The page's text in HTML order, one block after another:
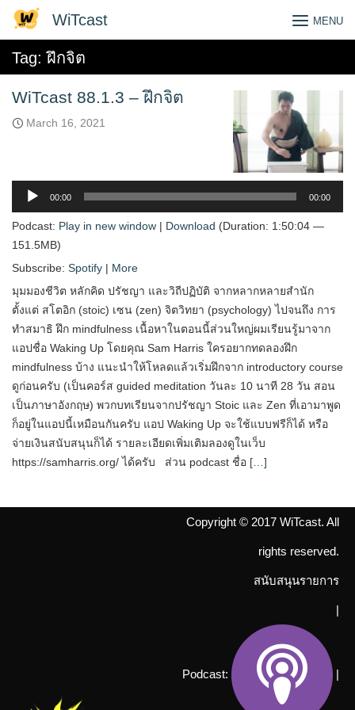
Skip
WiTcast MENU
Tag:ฝึกจิต
WiTcast 88.1.3 – ฝึกจิต
March 16, 2021
00:00 00:00
Podcast: Play in new window | Download (Duration: 1:50:04 —
151.5MB)
Subscribe: Spotify | More
มุมมองชีวิต หลักคิด ปรัชญา และวิถีปฏิบัติ จากหลากหลายสำนัก
ตั้งแต่ สโตอิก (stoic) เซน (zen) จิตวิทยา (psychology) ไปจนถึง การ
ทำสมาธิ ฝึก mindfulness เนื้อหาในตอนนี้ส่วนใหญ่ผมเรียนรู้มาจาก
แอปชื่อ Waking Up โดยคุณ Sam Harris ใครอยากทดลองฝึก
mindfulness บ้าง แนะนำให้โหลดแล้วเริ่มฝึกจาก introductory course
ดูก่อนครับ (เป็นคอร์ส guided meditation วันละ 10 นาที 28 วัน สอน
เป็นภาษาอังกฤษ) พวกบทเรียนจากปรัชญา Stoic และ Zen ที่เอามาพูด
ก็อยู่ในแอปนี้เหมือนกันครับ แอป Waking Up จะใช้แบบฟรีก็ได้ หรือ
จ่ายเงินสนับสนุนก็ได้ รายละเอียดเพิ่มเติมลองดูในเว็บ
https://samharris.org/ ได้ครับ ส่วน podcast ชื่อ […]
Copyright © 2017 WiTcast. All
rights reserved.
สนับสนุนรายการ
|
Podcast: |